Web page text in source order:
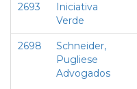
2693
Iniciativa
Verde
2698
Schneider,
Pugliese
Advogados